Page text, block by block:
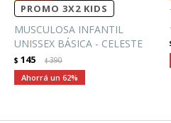
PROMO 3X2 KIDS
MUSCULOSA INFANTIL
UNISSEX BÁSICA - CELESTE
$ 145 $390
62